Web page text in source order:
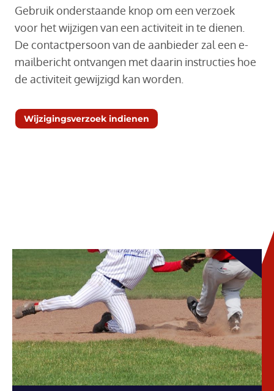
Gebruik onderstaande knop om een verzoek
voor het wijzigen van een activiteit in te dienen.
De contactpersoon van de aanbieder zal een e-
mailbericht ontvangen met daarin instructies hoe
de activiteit gewijzigd kan worden.